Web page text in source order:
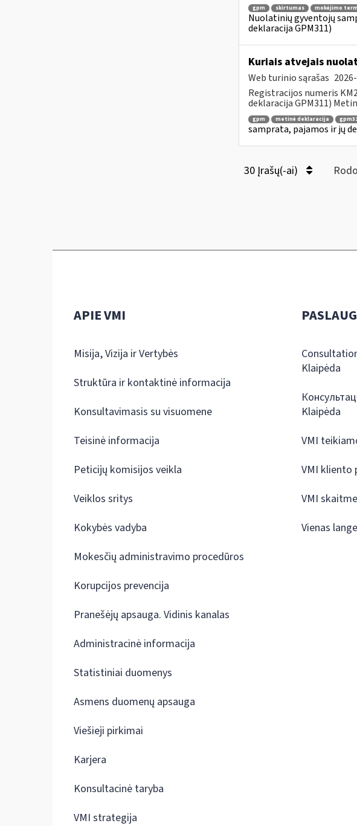
gpm skirtumas mokėjimo
Nuolatinių gyventojų
deklaracija GPM311)
Kuriais atvejais
Web turinio sąrašas
Registracijos numeris
deklaracija GPM311)
gpm metinė deklaracija
samprata, pajamos ir jų
30 Įrašų(-ai)
APIE VMI
Misija, Vizija ir Vertybės
Struktūra ir kontaktinė informacija
Konsultavimasis su visuomene
Teisinė informacija
Peticijų komisijos veikla
Veiklos sritys
Kokybės vadyba
Mokesčių administravimo procedūros
Korupcijos prevencija
Pranešėjų apsauga. Vidinis kanalas
Administracinė informacija
Statistiniai duomenys
Asmens duomenų apsauga
Viešieji pirkimai
Karjera
Konsultacinė taryba
VMI strategija
Klaipėda
Klaipėda
VMI
VMI kliento
VMI
Vienas